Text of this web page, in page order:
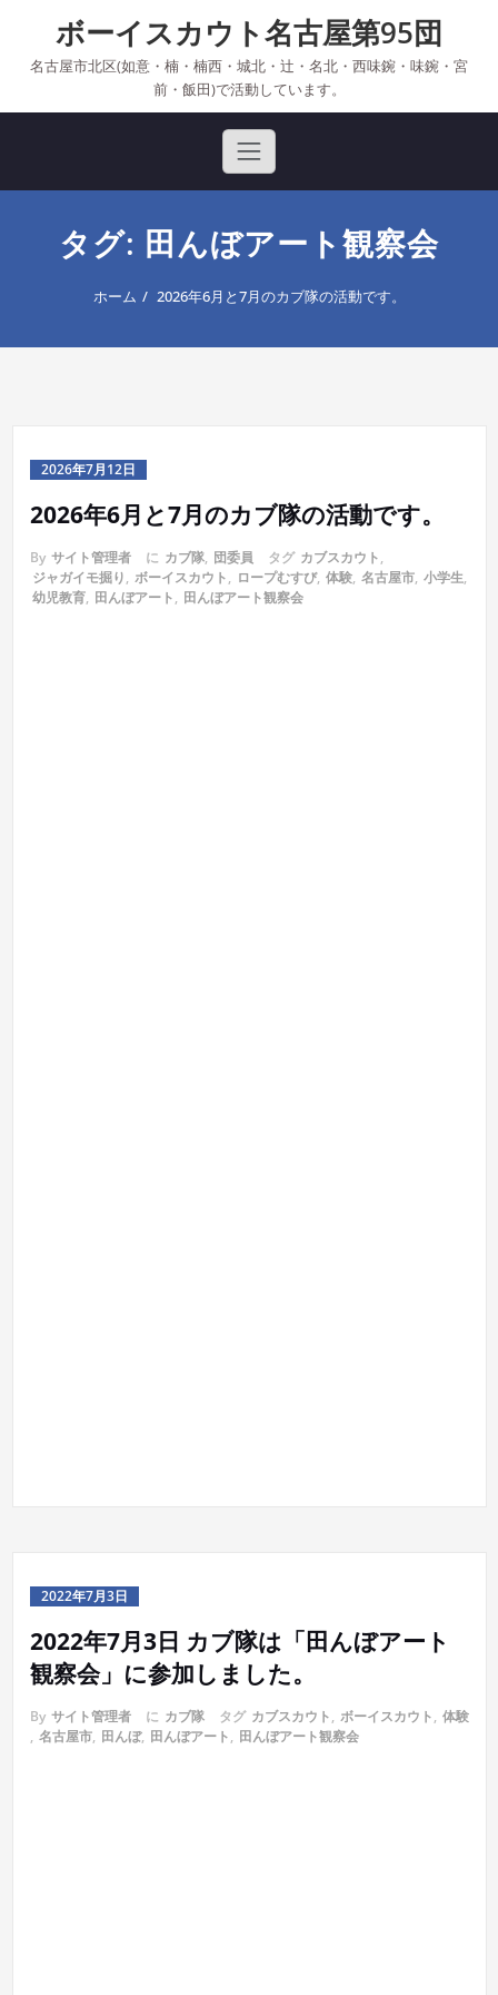
content
ボーイスカウト名古屋第95団
名古屋市北区(如意・楠・楠西・城北・辻・名北・西味鋺・味鋺・宮
前・飯田)で活動しています。
タグ: 田んぼアート観察会
ホーム 2026年6月と7月のカブ隊の活動です。
2026年7月12日
2026年6月と7月のカブ隊の活動です。
By サイト管理者 に カブ隊, 団委員 タグ カブスカウト,
ジャガイモ掘り, ボーイスカウト, ロープむすび, 体験, 名古屋市, 小学生,
幼児教育, 田んぼアート, 田んぼアート観察会
2022年7月3日
2022年7月3日 カブ隊は「田んぼアート
観察会」に参加しました。
By サイト管理者 に カブ隊 タグ カブスカウト, ボーイスカウト, 体験
, 名古屋市, 田んぼ, 田んぼアート, 田んぼアート観察会